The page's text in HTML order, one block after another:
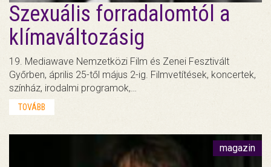
Szexuális forradalomtól a
klímaváltozásig
19. Mediawave Nemzetközi Film és Zenei Fesztivált
Győrben, április 25-től május 2-ig. Filmvetítések, koncertek,
színház, irodalmi programok,…
TOVÁBB
magazin